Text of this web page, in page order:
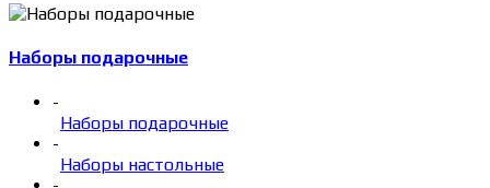
Наборы подарочные
-
Наборы подарочные
-
Наборы настольные